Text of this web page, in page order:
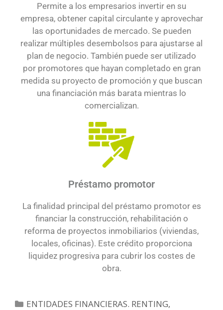
Permite a los empresarios invertir en su
empresa, obtener capital circulante y aprovechar
las oportunidades de mercado. Se pueden
realizar múltiples desembolsos para ajustarse al
plan de negocio. También puede ser utilizado
por promotores que hayan completado en gran
medida su proyecto de promoción y que buscan
una financiación más barata mientras lo
comercializan.
Préstamo promotor
La finalidad principal del préstamo promotor es
financiar la construcción, rehabilitación o
reforma de proyectos inmobiliarios (viviendas,
locales, oficinas). Este crédito proporciona
liquidez progresiva para cubrir los costes de
obra.
ENTIDADES FINANCIERAS. RENTING,